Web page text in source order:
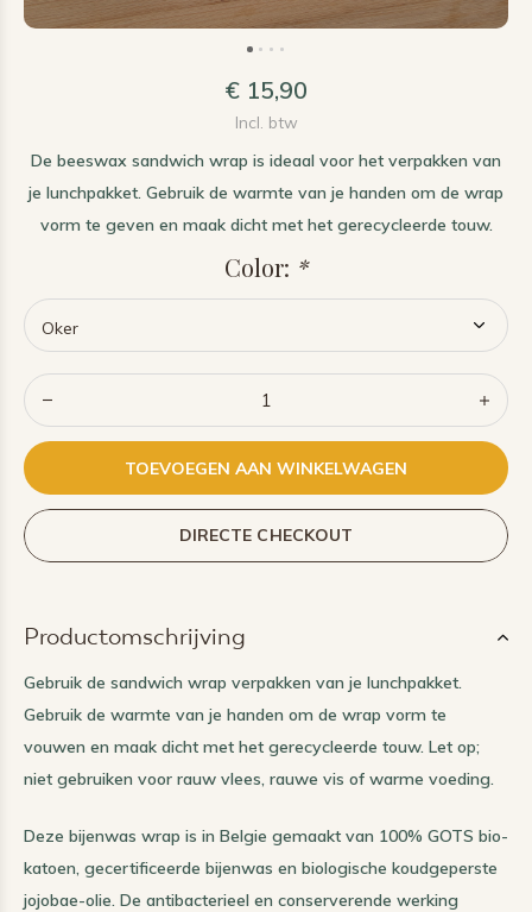
€ 15,90
Incl. btw
De beeswax sandwich wrap is ideaal voor het verpakken van
je lunchpakket. Gebruik de warmte van je handen om de wrap
vorm te geven en maak dicht met het gerecycleerde touw.
Color: *
TOEVOEGEN AAN WINKELWAGEN
DIRECTE CHECKOUT
Productomschrijving
Gebruik de sandwich wrap verpakken van je lunchpakket.
Gebruik de warmte van je handen om de wrap vorm te
vouwen en maak dicht met het gerecycleerde touw. Let op;
niet gebruiken voor rauw vlees, rauwe vis of warme voeding.
Deze bijenwas wrap is in Belgie gemaakt van 100% GOTS bio-
katoen, gecertificeerde bijenwas en biologische koudgeperste
jojobae-olie. De antibacterieel en conserverende werking